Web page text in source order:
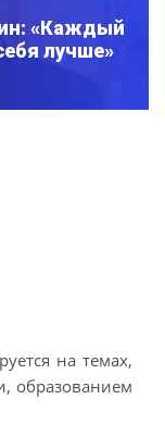
«Каждый
лучше»
на темах,
образованием